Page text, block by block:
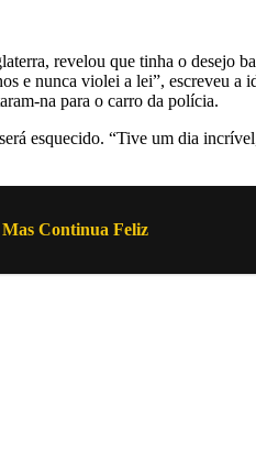
revelou que tinha o desejo
e nunca violei a lei”,
na para o carro da polícia.
esquecido. “Tive um dia
Continua Feliz